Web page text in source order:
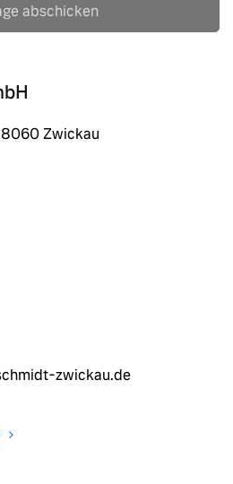
abschicken
Zwickau
zwickau.de